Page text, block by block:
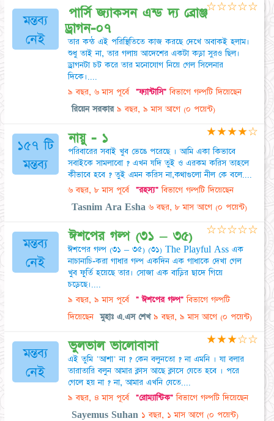
মন্তব্য
নেই
পার্সি জ্যাকসন এন্ড দ্য ব্রোঞ্জ
ড্রাগন-০৭
তার কন্ঠ এই পরিস্থিতিতে কাজ করছে দেখে অবাকই হলাম।
শুধু তাই না, তার গলায় আদেশের একটা কড়া সুরও ছিল।
ড্রাগনটা চট করে তার মনোযোগ নিয়ে গেল সিলেনার
দিকে।....
৯ বছর, ৬ মাস পূর্বে "ফ্যান্টাসি"বিভাগে গল্পটি দিয়েছেন
রিয়েন সরকার ৯ বছর, ৯ মাস আগে (০ পয়েন্ট)
☆☆☆☆☆
১৫৭ টি
মন্তব্য
নায়ু - ১
পরিবারের সবাই খুব ভেঙে পরেছে । আমি একা কিভাবে
সবাইকে সামলাবো ? এখন যদি তুই ও এরকম করিস তাহলে
কীভাবে হবে ? তুই এমন করিস না,কথাগুলো নীল কে বলে....
৬ বছর, ৮ মাস পূর্বে "রহস্য"বিভাগে গল্পটি দিয়েছেন
Tasnim Ara Esha ৬ বছর, ৮ মাস আগে (০ পয়েন্ট)
★★★★☆
মন্তব্য
নেই
ঈশপের গল্প (৩১ – ৩৫)
ঈশপের গল্প (৩১ – ৩৫) (৩১) The Playful Ass এক
নাচানাচি-করা গাধার গল্প একদিন এক গাধাকে দেখা গেল
খুব ফুর্তি হয়েছে তার। সোজা এক বাড়ির ছাদে গিয়ে
চড়েছে।....
৯ বছর, ৯ মাস পূর্বে " ঈশপের গল্প"বিভাগে গল্পটি
দিয়েছেন
মুহাঃ এ.এস শেখ৯ বছর, ৯ মাস আগে (০ পয়েন্ট)
☆☆☆☆☆
মন্তব্য
নেই
ভুলভাল ভালোবাসা
এই তুমি 'আশা' না ? কেন বলুনতো ? না এমনি । যা বলার
তারাতারি বলুন আমার ক্লাস আছে ক্লাসে যেতে হবে । পরে
গেলে হয় না ? না, আমার এখনি যেতে....
৯ বছর, ৪ মাস পূর্বে "রোম্যান্টিক"বিভাগে গল্পটি দিয়েছেন
Sayemus Suhan ১ বছর, ১ মাস আগে (০ পয়েন্ট)
★★★☆☆